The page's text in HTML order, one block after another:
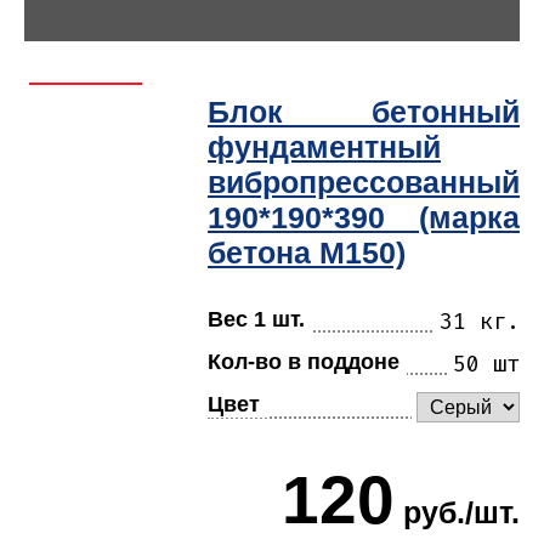
Блок бетонный
фундаментный
вибропрессованный
190*190*390 (марка
бетона М150)
Вес 1 шт. 31 кг.
Кол-во в поддоне 50 шт
Цвет
120 руб./шт.